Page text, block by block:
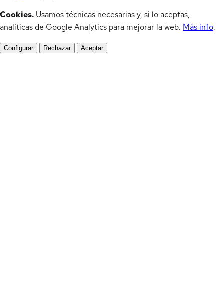
Cookies. Usamos técnicas necesarias y, si lo aceptas,
analíticas de Google Analytics para mejorar la web. Más info.
Configurar Rechazar Aceptar